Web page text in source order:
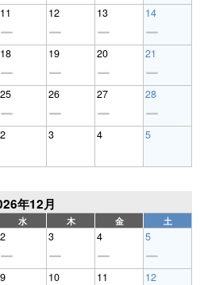
11 12 13 14
18 19 20 21
25 26 27 28
2 3 4 5
年12月
水 木 金 土
2 3 4 5
9 10 11 12